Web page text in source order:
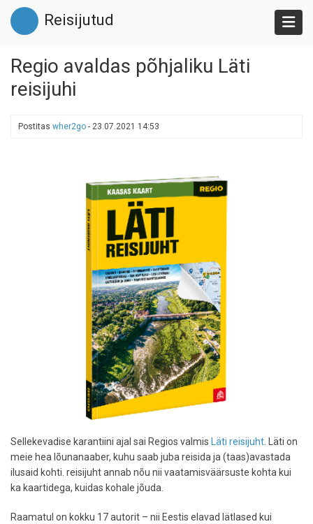
Liigu
edasi
põhisisu
Reisijutud
Regio avaldas põhjaliku Läti
reisijuhi
Postitas wher2go - 23.07.2021 14:53
Sellekevadise karantiini ajal sai Regios valmis Läti reisijuht . Läti on
meie hea lõunanaaber, kuhu saab juba reisida ja (taas)avastada
ilusaid kohti. reisijuht annab nõu nii vaatamisväärsuste kohta kui
ka kaartidega, kuidas kohale jõuda.
Raamatul on kokku 17 autorit – nii Eestis elavad lätlased kui